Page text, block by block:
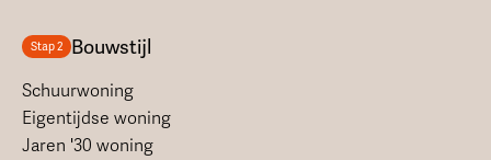
Stap 2 Bouwstijl
Schuurwoning
Eigentijdse woning
Jaren '30 woning